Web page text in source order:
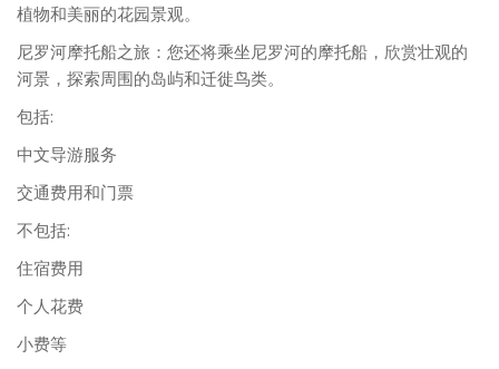
植物和美丽的花园景观。
尼罗河摩托船之旅：您还将乘坐尼罗河的摩托船，欣赏壮观的
河景，探索周围的岛屿和迁徙鸟类。
包括:
中文导游服务
交通费用和门票
不包括:
住宿费用
个人花费
小费等